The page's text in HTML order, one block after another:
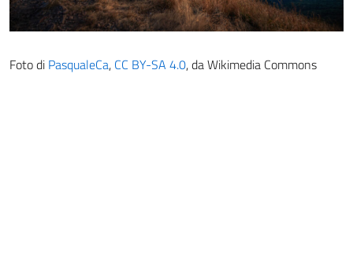
Foto di PasqualeCa, CC BY-SA 4.0, da Wikimedia Commons